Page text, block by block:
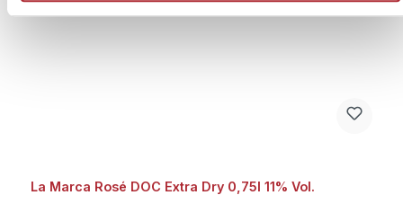
La Marca Rosé DOC Extra Dry 0,75l 11% Vol.